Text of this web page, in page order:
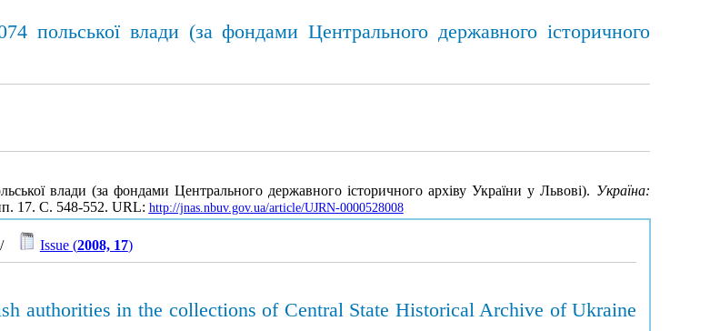
польської влади (за фондами Центрального державного історичного
влади (за фондами Центрального державного історичного архіву України у Львові). Україна:
17. С. 548-552. URL: http://jnas.nbuv.gov.ua/article/UJRN-0000528008
Issue (2008, 17)
authorities in the collections of Central State Historical Archive of Ukraine